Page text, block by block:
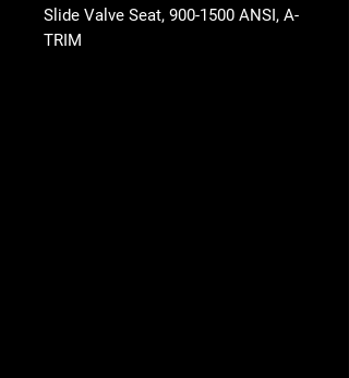
Slide Valve Seat, 900-1500 ANSI, A-
TRIM